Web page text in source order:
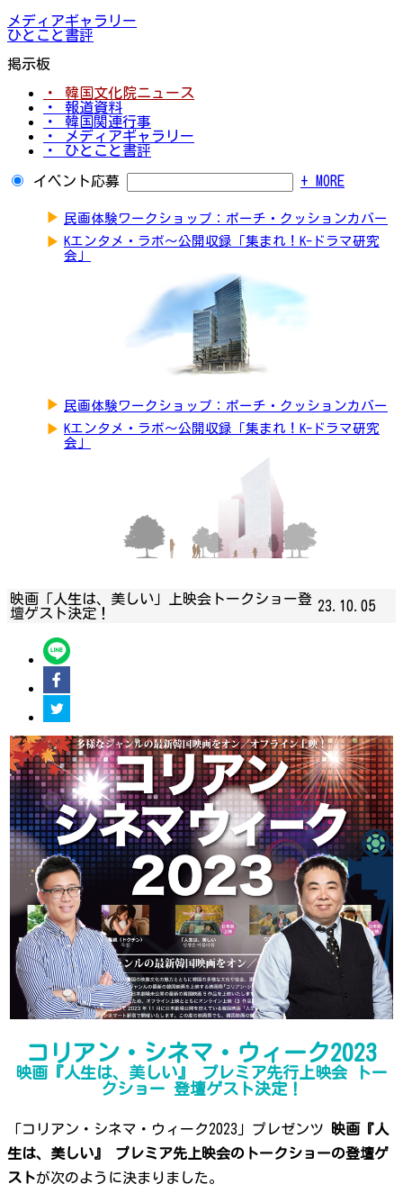
メディアギャラリー
ひとこと書評
掲示板
・ 韓国文化院ニュース
・ 報道資料
・ 韓国関連行事
・ メディアギャラリー
・ ひとこと書評
イベント応募 + MORE
▶ 民画体験ワークショップ：ポーチ・クッションカバー
▶ Kエンタメ・ラボ～公開収録「集まれ！K-ドラマ研究
会」
▶ 民画体験ワークショップ：ポーチ・クッションカバー
▶ Kエンタメ・ラボ～公開収録「集まれ！K-ドラマ研究
会」
映画「人生は、美しい」上映会トークショー登
壇ゲスト決定！
23.10.05
コリアン・シネマ・ウィーク2023
映画『人生は、美しい』 プレミア先行上映会 トー
クショー 登壇ゲスト決定！
「コリアン・シネマ・ウィーク2023」プレゼンツ
映画『人
生は、美しい』 プレミア先上映会のトークショーの登壇ゲ
ストが次のように決まりました。